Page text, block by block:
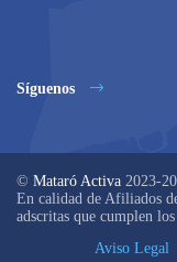
Síguenos
© Mataró Activa 2023-
En calidad de Afiliados
adscritas que cumplen
Aviso Legal